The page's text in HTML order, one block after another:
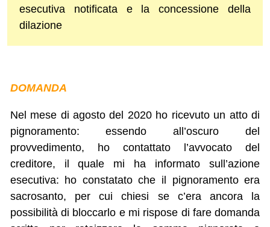
esecutiva notificata e la concessione della
dilazione
DOMANDA
Nel mese di agosto del 2020 ho ricevuto un atto di
pignoramento: essendo all’oscuro del
provvedimento, ho contattato l’avvocato del
creditore, il quale mi ha informato sull’azione
esecutiva: ho constatato che il pignoramento era
sacrosanto, per cui chiesi se c’era ancora la
possibilità di bloccarlo e mi rispose di fare domanda